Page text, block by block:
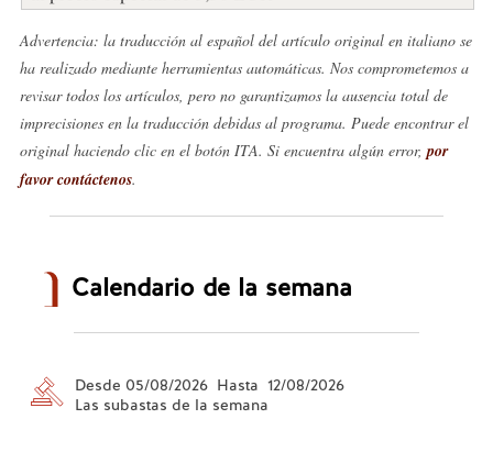
Advertencia: la traducción al español del artículo original en italiano se
ha realizado mediante herramientas automáticas. Nos comprometemos a
revisar todos los artículos, pero no garantizamos la ausencia total de
imprecisiones en la traducción debidas al programa. Puede encontrar el
original haciendo clic en el botón ITA. Si encuentra algún error, por
favor contáctenos.
Calendario de la semana
Desde 05/08/2026 Hasta 12/08/2026
Las subastas de la semana